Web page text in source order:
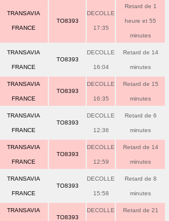
TRANSAVIA
FRANCE
TO8393
DECOLLE
17:35
Retard de 1
heure et 55
minutes
TRANSAVIA
FRANCE
TO8393
DECOLLE
16:04
Retard de 14
minutes
TRANSAVIA
FRANCE
TO8393
DECOLLE
16:35
Retard de 15
minutes
TRANSAVIA
FRANCE
TO8393
DECOLLE
12:36
Retard de 6
minutes
TRANSAVIA
FRANCE
TO8393
DECOLLE
12:59
Retard de 14
minutes
TRANSAVIA
FRANCE
TO8393
DECOLLE
15:58
Retard de 8
minutes
TRANSAVIA
TO8393
DECOLLE Retard de 21